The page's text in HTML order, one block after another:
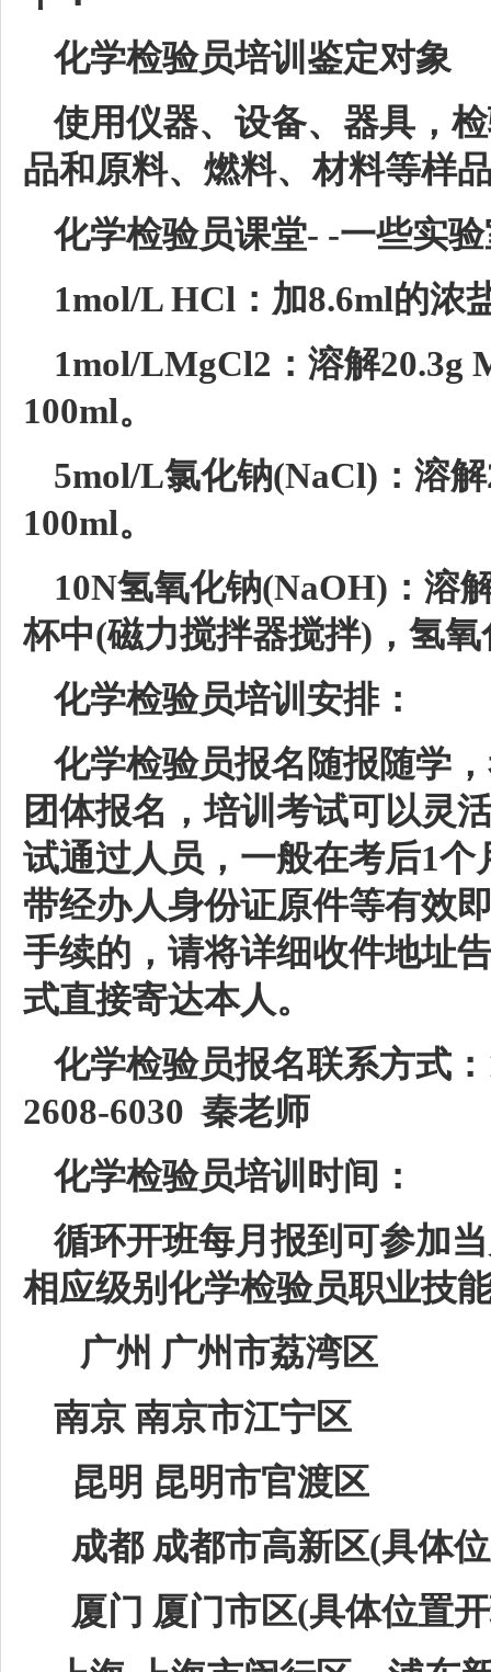
化学检验员培训鉴定对象
使用仪器、设备、器具，
品和原料、燃料、材料等样
化学检验员课堂- -一些实
1mol/L HCl：加8.6ml的浓
1mol/LMgCl2：溶解20.3g
100ml。
5mol/L氯化钠(NaCl)：溶
100ml。
10N氢氧化钠(NaOH)：溶
杯中(磁力搅拌器搅拌)，氢
化学检验员培训安排：
化学检验员报名随报随学
团体报名，培训考试可以灵
试通过人员，一般在考后1
带经办人身份证原件等有效
手续的，请将详细收件地址
式直接寄达本人。
化学检验员报名联系方式
2608-6030 秦老师
化学检验员培训时间：
循环开班每月报到可参加
相应级别化学检验员职业技
广州 广州市荔湾区
南京 南京市江宁区
昆明 昆明市官渡区
成都 成都市高新区(具体
厦门 厦门市区(具体位置